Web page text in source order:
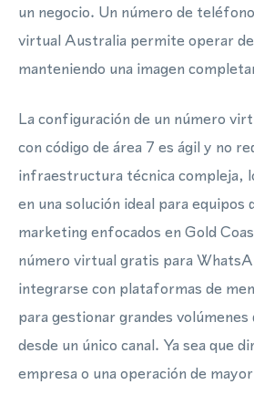
un negocio. Un número de
virtual Australia permite operar
manteniendo una imagen
La configuración de un número
con código de área 7 es ágil y no
infraestructura técnica compleja,
en una solución ideal para
marketing enfocados en Gold
número virtual gratis para
integrarse con plataformas de
para gestionar grandes volúmenes
desde un único canal. Ya sea que
empresa o una operación de